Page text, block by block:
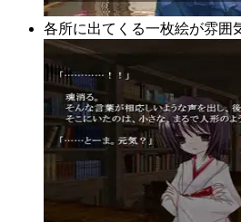
各所に出てくる一枚絵が雰囲